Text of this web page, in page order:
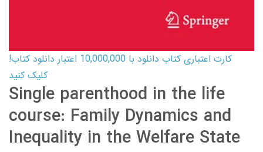
کارت اعتباری کتاب دانلود با 10,000,000 اعتبار دانلود کتاب!
کلیک کنید
Single parenthood in the life
course: Family Dynamics and
Inequality in the Welfare State